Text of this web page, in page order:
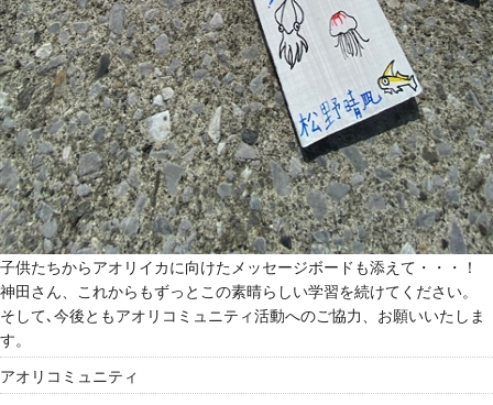
子供たちからアオリイカに向けたメッセージボードも添えて・・・！
神田さん、これからもずっとこの素晴らしい学習を続けてください。
そして､今後ともアオリコミュニティ活動へのご協力、お願いいたしま
す。
アオリコミュニティ